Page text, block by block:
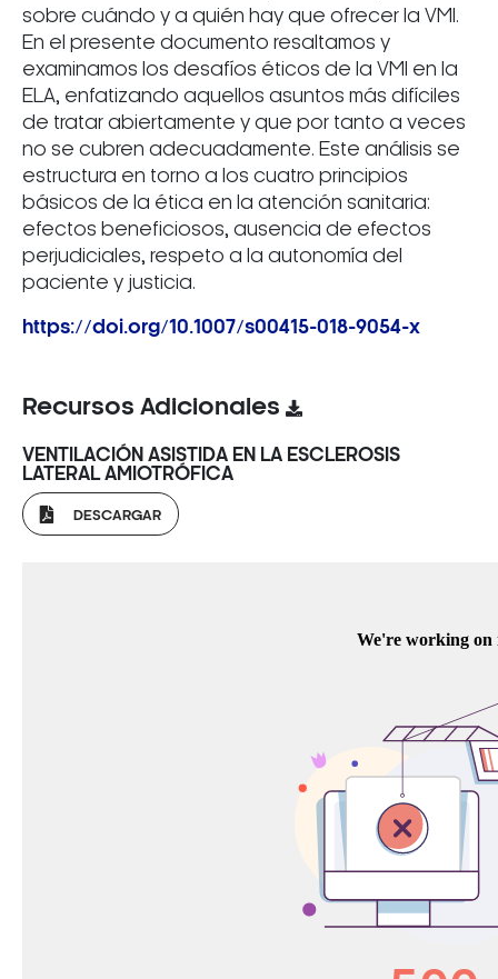
sobre cuándo y a quién hay que ofrecer la VMI.
En el presente documento resaltamos y
examinamos los desafíos éticos de la VMI en la
ELA, enfatizando aquellos asuntos más difíciles
de tratar abiertamente y que por tanto a veces
no se cubren adecuadamente. Este análisis se
estructura en torno a los cuatro principios
básicos de la ética en la atención sanitaria:
efectos beneficiosos, ausencia de efectos
perjudiciales, respeto a la autonomía del
paciente y justicia.
https://doi.org/10.1007/s00415-018-9054-x
Recursos Adicionales
VENTILACIÓN ASISTIDA EN LA ESCLEROSIS
LATERAL AMIOTRÓFICA
DESCARGAR